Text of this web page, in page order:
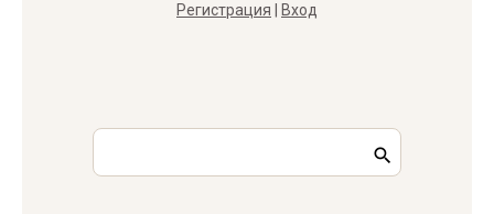
Регистрация
Вход